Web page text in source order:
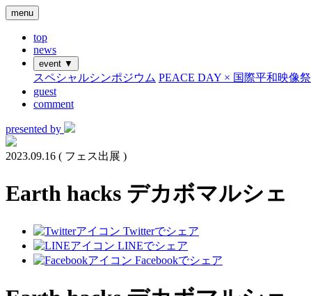
menu
top
news
event ▼
スペシャルシンポジウム PEACE DAY × 国際平和映像祭
guest
comment
presented by
2023.09.16 ( フェス出展 )
Earth hacks デカボマルシェ
Twitterでシェア
LINEでシェア
Facebookでシェア